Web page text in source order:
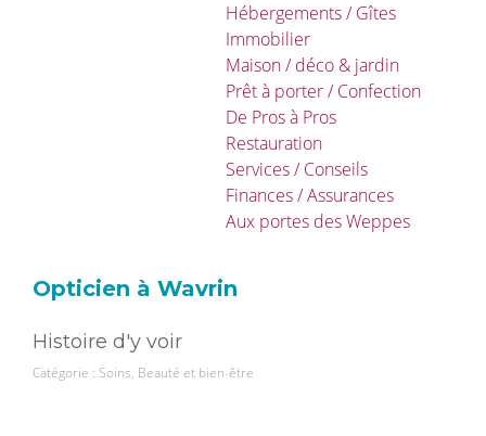
Hébergements / Gîtes
Immobilier
Maison / déco & jardin
Prêt à porter / Confection
De Pros à Pros
Restauration
Services / Conseils
Finances / Assurances
Aux portes des Weppes
Opticien à Wavrin
Histoire d'y voir
Catégorie : Soins, Beauté et bien-être